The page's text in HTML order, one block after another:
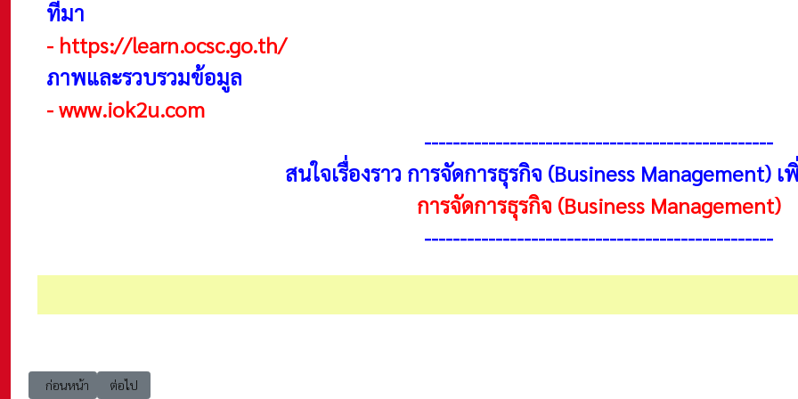
ที่มา
- https://learn.ocsc.go.th/
ภาพและรวบรวมข้อมูล
-www.iok2u.com
-------------------------------------------------
สนใจเรื่องราว การจัดการธุรกิจ (Business Management)
การจัดการธุรกิจ (Business Management)
-------------------------------------------------
เนื้อหาก่อนหน้า: Org บทบาทหน้าที่ในการจัดการองค์การ (Roles and responsibilities in organization management)
ก่อนหน้า เนื้อหาถัดไป: Org ระดับผู้บริหารองค์การ (Executive level Organization)
ต่อไป